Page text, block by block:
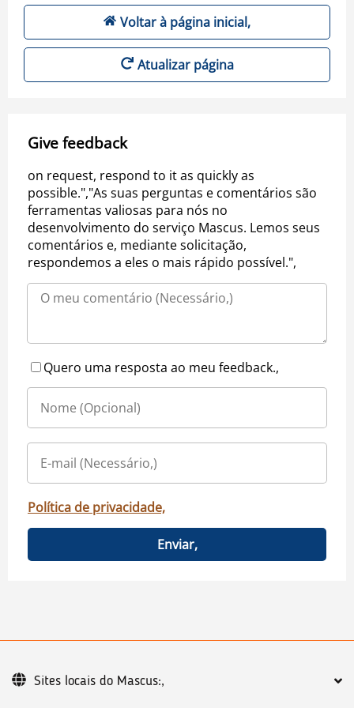
Voltar à página inicial,
Atualizar página
Give feedback
on request, respond to it as quickly as
possible.","As suas perguntas e comentários são
ferramentas valiosas para nós no
desenvolvimento do serviço Mascus. Lemos seus
comentários e, mediante solicitação,
respondemos a eles o mais rápido possível.",
Quero uma resposta ao meu feedback.,
Política de privacidade,
Enviar,
Sites locais do Mascus:,